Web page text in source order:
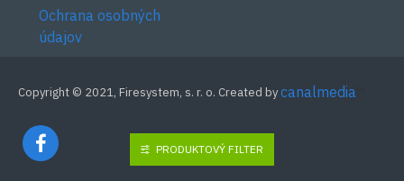
Ochrana osobných
údajov
Copyright © 2021, Firesystem, s. r. o. Created bycanalmedia
PRODUKTOVÝ FILTER